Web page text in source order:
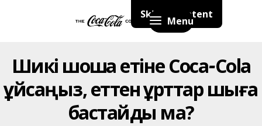
Skip to content
Menu
Шикі шошқа етіне Coca‑Cola
құйсаңыз, еттен құрттар шыға
бастайды ма?